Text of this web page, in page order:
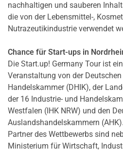
nachhaltigen und sauberen
die von der Lebensmittel-,
Nutrazeutikindustrie verwendet
Chance für Start-ups in
Die Start.up! Germany Tour ist
Veranstaltung von der
Handelskammer (DHIK), der
der 16 Industrie- und
Westfalen (IHK NRW) und den
Auslandshandelskammern
Partner des Wettbewerbs sind
Ministerium für Wirtschaft,